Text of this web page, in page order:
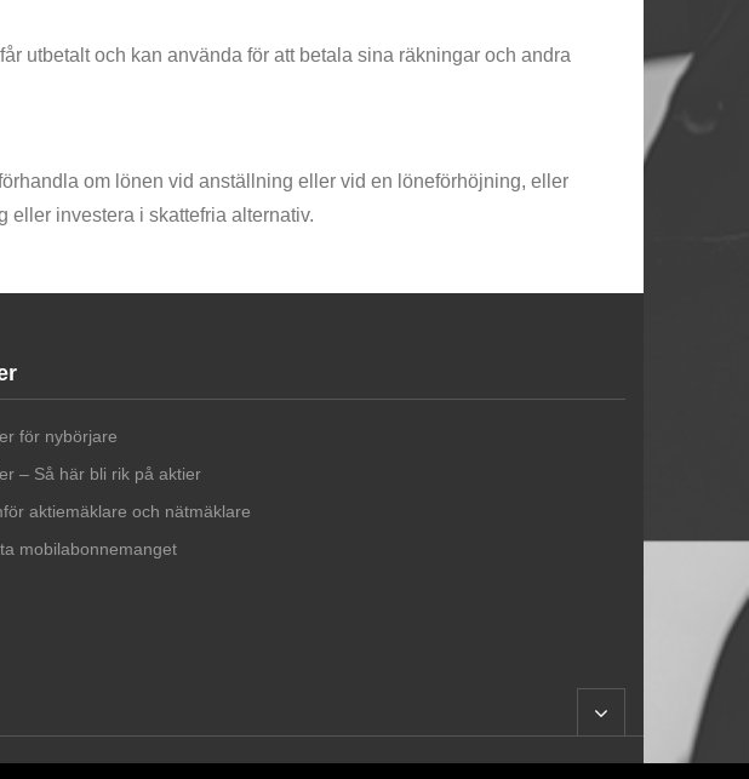
utbetalt och kan använda för att betala sina räkningar och andra
om lönen vid anställning eller vid en löneförhöjning, eller
eller investera i skattefria alternativ.
för nybörjare​
– Så här bli rik på aktier
aktiemäklare och nätmäklare
mobilabonnemanget